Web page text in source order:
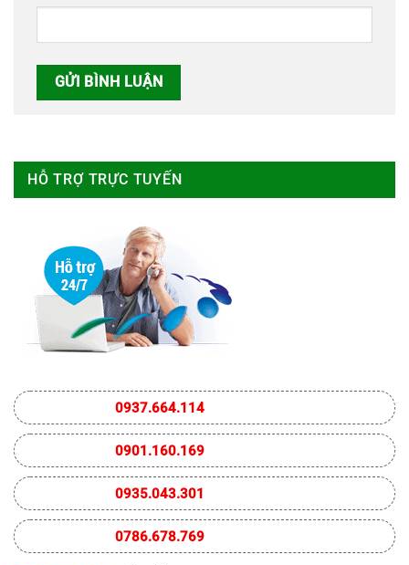
HỖ TRỢ TRỰC TUYẾN
0937.664.114
0901.160.169
0935.043.301
0786.678.769